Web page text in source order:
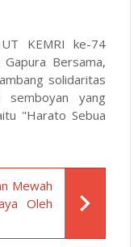
KEMRI ke-74
Bersama,
solidaritas
yang
"Harato Sebua
Mewah
Oleh